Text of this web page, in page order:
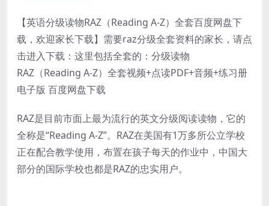
【英语分级读物RAZ（Reading A-Z）全套百度网盘下
载，欢迎家长下载】需要raz分级全套资料的家长，请点
击进入下载：这里包括全套的：分级读物
RAZ（Reading A-Z）全套视频+点读PDF+音频+练习册
电子版 百度网盘下载
RAZ是目前市面上最为流行的英文分级阅读读物，它的
全称是“Reading A-Z”。RAZ在美国有1万多所公立学校
正在配合教学使用，布置在孩子每天的作业中，中国大
部分的国际学校也都是RAZ的忠实用户。